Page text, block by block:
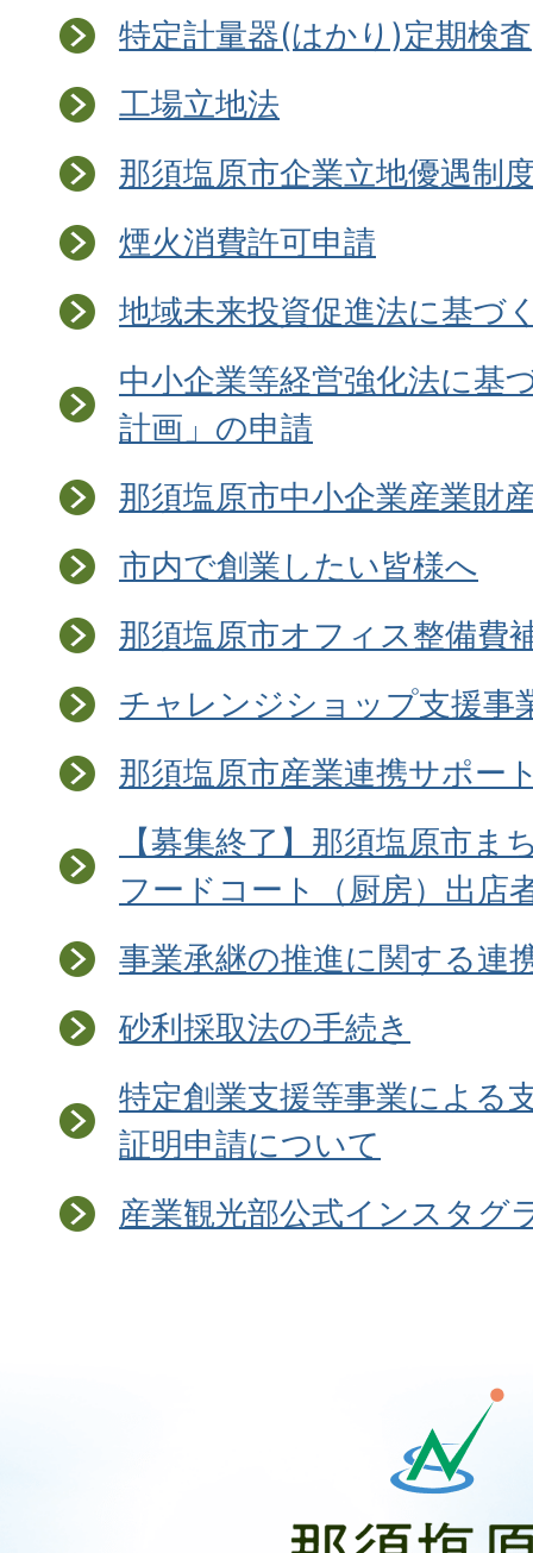
特定計量器(はかり)定期検査
工場立地法
那須塩原市企業立地優遇制
煙火消費許可申請
地域未来投資促進法に基づ
中小企業等経営強化法に基
計画」の申請
那須塩原市中小企業産業財
市内で創業したい皆様へ
那須塩原市オフィス整備費
チャレンジショップ支援事
那須塩原市産業連携サポー
【募集終了】那須塩原市ま
フードコート（厨房）出店
事業承継の推進に関する連
砂利採取法の手続き
特定創業支援等事業による
証明申請について
産業観光部公式インスタグ